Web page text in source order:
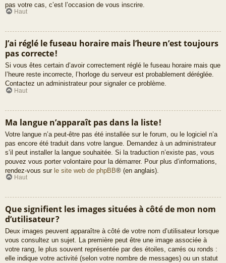
pas votre cas, c’est l’occasion de vous inscrire.
Haut
J’ai réglé le fuseau horaire mais l’heure n’est toujours
pas correcte !
Si vous êtes certain d’avoir correctement réglé le fuseau horaire mais que
l’heure reste incorrecte, l’horloge du serveur est probablement déréglée.
Contactez un administrateur pour signaler ce problème.
Haut
Ma langue n’apparaît pas dans la liste !
Votre langue n’a peut-être pas été installée sur le forum, ou le logiciel n’a
pas encore été traduit dans votre langue. Demandez à un administrateur
s’il peut installer la langue souhaitée. Si la traduction n’existe pas, vous
pouvez vous porter volontaire pour la démarrer. Pour plus d’informations,
rendez-vous sur le site web de phpBB® (en anglais).
Haut
Que signifient les images situées à côté de mon nom
d’utilisateur ?
Deux images peuvent apparaître à côté de votre nom d’utilisateur lorsque
vous consultez un sujet. La première peut être une image associée à
votre rang, le plus souvent représentée par des étoiles, carrés ou ronds :
elle indique votre activité (selon votre nombre de messages) ou un statut